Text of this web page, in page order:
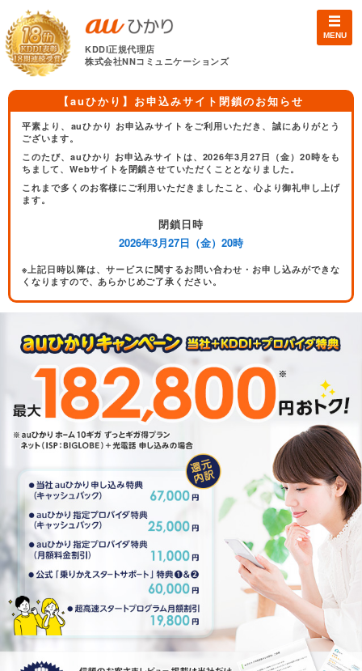
KDDI正規代理店
株式会社NNコミュニケーションズ
MENU
【auひかり】お申込みサイト閉鎖のお知らせ
平素より、auひかり お申込みサイトをご利用いただき、誠にありがとう
ございます。
このたび、auひかり お申込みサイトは、2026年3月27日（金）20時をも
ちまして、Webサイトを閉鎖させていただくこととなりました。
これまで多くのお客様にご利用いただきましたこと、心より御礼申し上げ
ます。
閉鎖日時
2026年3月27日（金）20時
※上記日時以降は、サービスに関するお問い合わせ・お申し込みができな
くなりますので、あらかじめご了承ください。